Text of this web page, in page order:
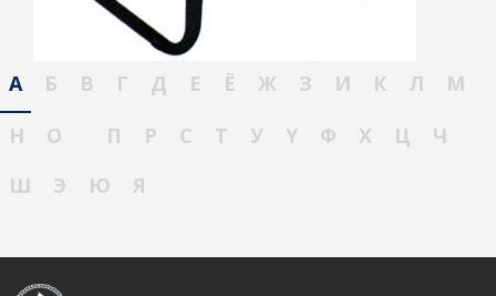
А Б В Г Д Е Ё Ж З И К Л
М
Н
О П Р С Т У Ү Ф Х Ц
Ч
Ш
Э Ю Я